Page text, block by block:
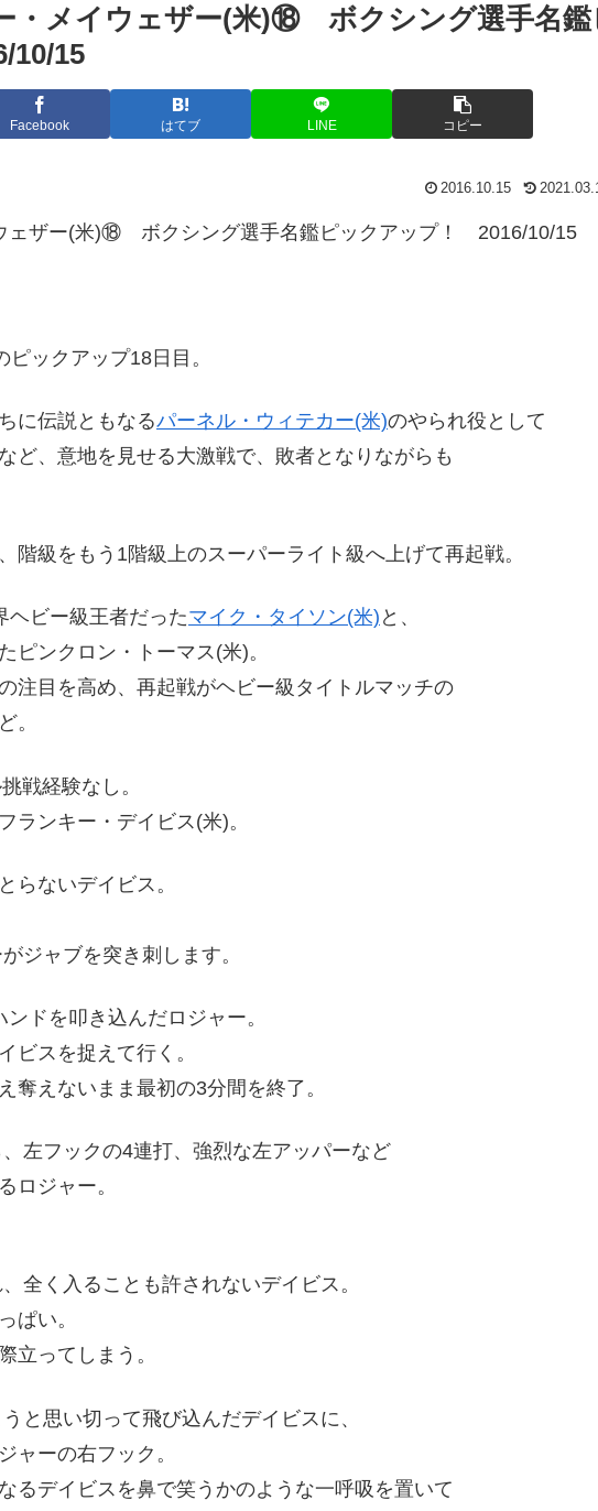
・メイウェザー(米)⑱ ボクシング選手名鑑
10/15
Facebook はてブ LINE コピー
2016.10.15
ェザー(米)⑱ ボクシング選手名鑑ピックアップ！ 2016/10/15
ピックアップ18日目。
に伝説ともなるパーネル・ウィテカー(米)のやられ役として
ど、意地を見せる大激戦で、敗者となりながらも
階級をもう1階級上のスーパーライト級へ上げて再起戦。
ヘビー級王者だったマイク・タイソン(米) と、
ピンクロン・トーマス(米)。
注目を高め、再起戦がヘビー級タイトルマッチの
。
戦経験なし。
ランキー・デイビス(米)。
らないデイビス。
ジャブを突き刺します。
ドを叩き込んだロジャー。
ビスを捉えて行く。
奪えないまま最初の3分間を終了。
左フックの4連打、強烈な左アッパーなど
ロジャー。
全く入ることも許されないデイビス。
ぱい。
立ってしまう。
と思い切って飛び込んだデイビスに、
ャーの右フック。
るデイビスを鼻で笑うかのような一呼吸を置いて